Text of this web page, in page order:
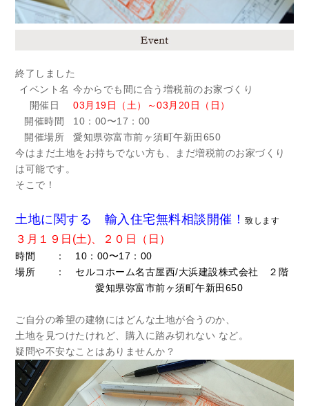
終了しました
イベント名 今からでも間に合う増税前のお家づくり
開催日
03月19日（土）～03月20日（日）
開催時間
10：00〜17：00
開催場所
愛知県弥富市前ヶ須町午新田650
今はまだ土地をお持ちでない方も、まだ増税前のお家づくり
は可能です。
そこで！
土地に関する 輸入住宅無料相談開催！致します
３月１９日(土)、２０日（日）
時間 ： 10：00〜17：00
場所 ： セルコホーム名古屋西/大浜建設株式会社 ２階
愛知県弥富市前ヶ須町午新田650
ご自分の希望の建物にはどんな土地が合うのか、
土地を見つけたけれど、購入に踏み切れない など。
疑問や不安なことはありませんか？